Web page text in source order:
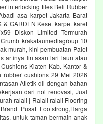
interlocking tiles Beli Rubber
asa karpet Jakarta Barat
& GARDEN Keset karpet karet
Diskon Limited Termurah
krakataumediagroup 10
murah, kini pembuatan Palet
artinya lintasan lari laun atau
Klaten Kab. Kantor &
cushions 29 Mei 2026
Atletik dll dengan bahan
dari nol renovasi, Jual
ralali | Ralali ralali Flooring
Pusat Footstrong,Harga
untuk taman bermain anak